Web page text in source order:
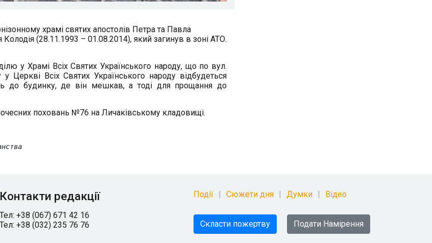
храмі святих апостолів Петра та Павла
(28.11.1993 – 01.08.2014), який загинув в зоні АТО.
у Храмі Всіх Святих Українського народу, що по вул.
Церкві Всіх Святих Українського народу відбудеться
до будинку, де він мешкав, а тоді для прощання до
поховань №76 на Личаківському кладовищі.
Контакти редакції
Тел: +38 (067) 671 42 16
Тел: +38 (032) 235 76 76
Події Сюжети дня Думки Відео
Скласти пожертву Подати Намірення